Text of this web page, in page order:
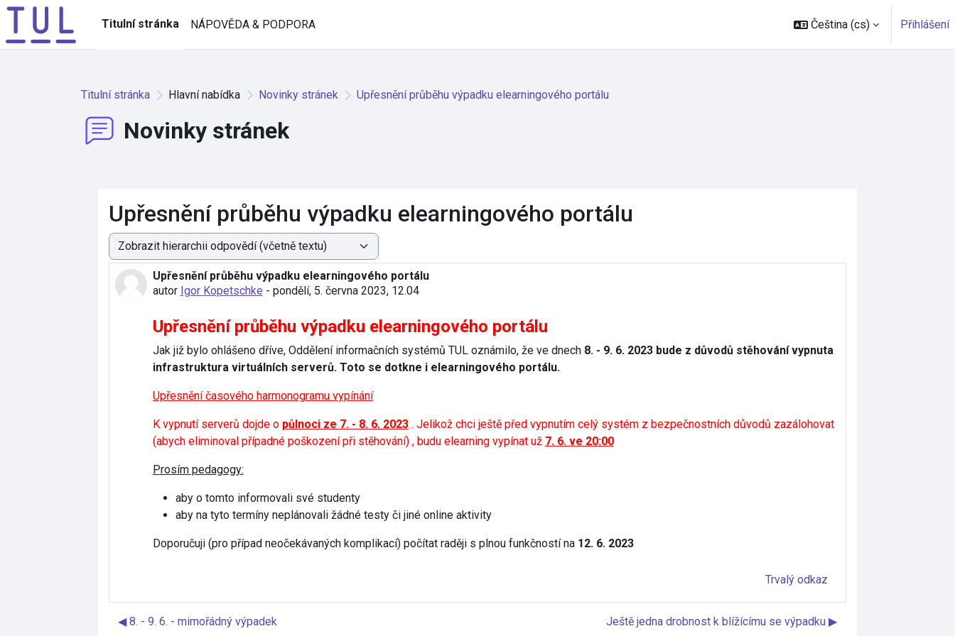
Přejít k hlavnímu obsahu
Titulní stránka
NÁPOVĚDA & PODPORA Čeština ‎(cs)‎ Přihlášení
Titulní stránka Hlavní nabídka Novinky stránek Upřesnění průběhu výpadku elearningového portálu
Novinky stránek
Upřesnění průběhu výpadku elearningového portálu
Režim zobrazení
Upřesnění průběhu výpadku elearningového portálu
autor Igor Kopetschke - pondělí, 5. června 2023, 12.04
Počet odpovědí: 0
Upřesnění průběhu výpadku elearningového portálu
Jak již bylo ohlášeno dříve, Oddělení informačních systémů TUL oznámilo, že ve dnech 8. - 9. 6. 2023 bude z důvodů stěhování vypnuta
infrastruktura virtuálních serverů. Toto se dotkne i elearningového portálu.
Upřesnění časového harmonogramu vypínání
K vypnutí serverů dojde o půlnoci ze 7. - 8. 6. 2023. Jelikož chci ještě před vypnutím celý systém z bezpečnostních důvodů zazálohovat
(abych eliminoval případné poškození při stěhování) , budu elearning vypínat už 7. 6. ve 20:00
Prosím pedagogy:
aby o tomto informovali své studenty
aby na tyto termíny neplánovali žádné testy či jiné online aktivity
Doporučuji (pro případ neočekávaných komplikací) počítat raději s plnou funkčností na 12. 6. 2023
Trvalý odkaz
◀︎ 8. - 9. 6. - mimořádný výpadek Ještě jedna drobnost k blížícímu se výpadku ▶︎